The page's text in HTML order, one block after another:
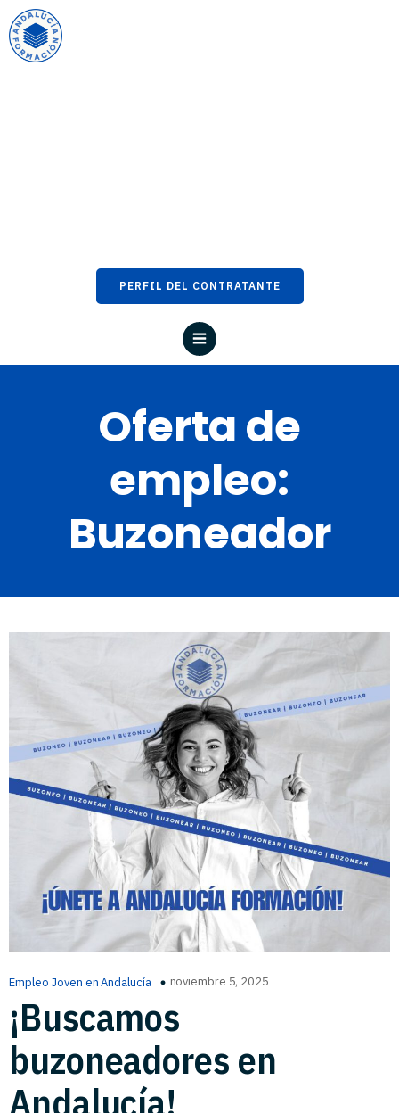
PERFIL DEL CONTRATANTE
Oferta de
empleo:
Buzoneador
Empleo Joven en Andalucía noviembre 5, 2025
¡Buscamos
buzoneadores en
Andalucía!